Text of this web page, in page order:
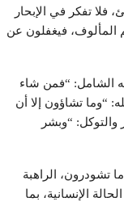
تفكر في الإبحار
المألوف، فيغفلون عن
الشامل: “فمن شاء
مشيئة الله: “وما تشاؤون إلا أن
والتوكل: “وبشر
تشودرون، الراهبة
الإنسانية، بما